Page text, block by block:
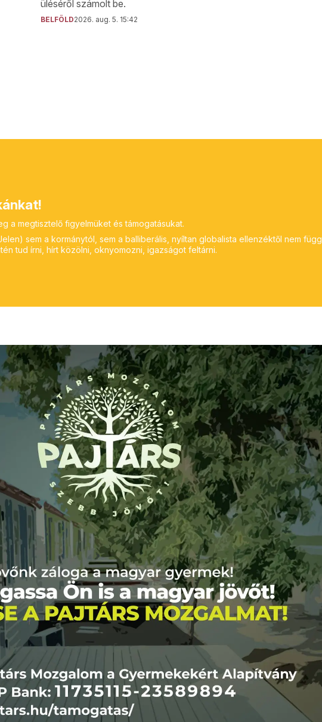
üléséről számolt be.
BELFÖLD2026. aug. 5. 15:42
a megtisztelő figyelmüket és támogatásukat.
sem a kormánytól, sem a balliberális, nyíltan globalista ellenzéktől nem függ,
tud írni, hírt közölni, oknyomozni, igazságot feltárni.